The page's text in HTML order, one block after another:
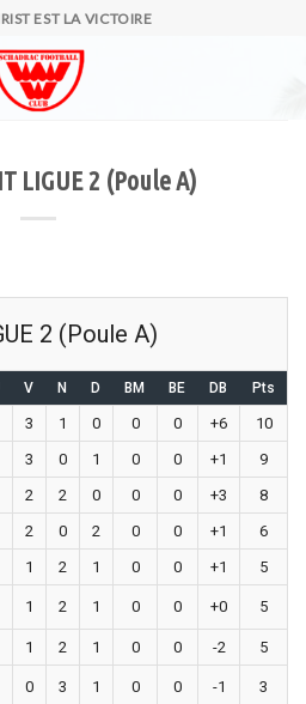
EST LA VICTOIRE
LIGUE 2 (Poule A)
2 (Poule A)
V N D BM BE DB Pts
3 1 0 0 0 +6
10
3 0 1 0 0 +1
9
2 2 0 0 0 +3
8
2 0 2 0 0 +1
6
1 2 1 0 0 +1 5
1 2 1 0 0 +0 5
1 2 1 0 0 -2 5
0 3 1 0 0 -1 3